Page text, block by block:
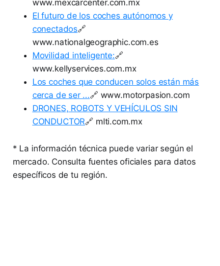
www.mexcarcenter.com.mx
El futuro de los coches autónomos y
conectados🔗
www.nationalgeographic.com.es
Movilidad inteligente:🔗
www.kellyservices.com.mx
Los coches que conducen solos están más
cerca de ser ...🔗 www.motorpasion.com
DRONES, ROBOTS Y VEHÍCULOS SIN
CONDUCTOR🔗 mlti.com.mx
* La información técnica puede variar según el
mercado. Consulta fuentes oficiales para datos
específicos de tu región.